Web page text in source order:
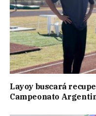
Layoy buscará
Campeonato